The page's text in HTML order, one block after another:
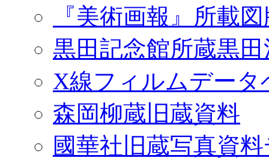
『美術画報』所載
黒田記念館所蔵黒
X線フィルムデータ
森岡柳蔵旧蔵資料
國華社旧蔵写真資